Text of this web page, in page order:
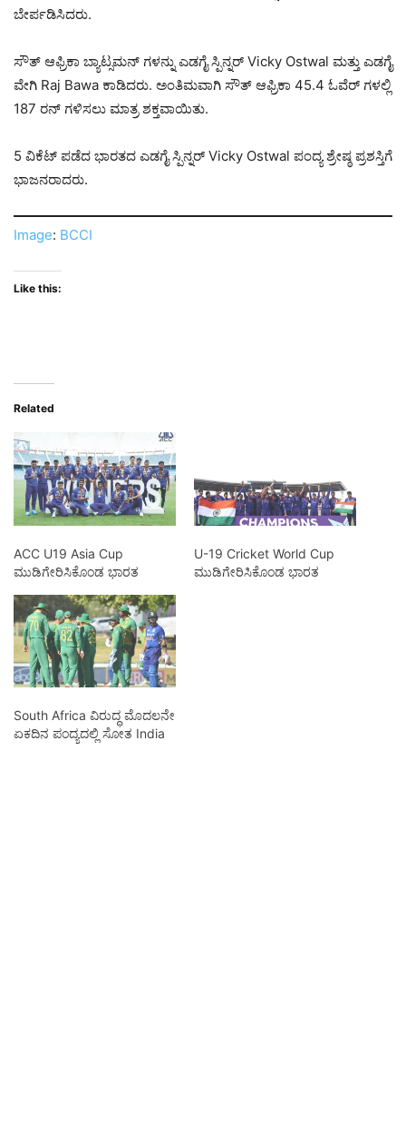
ಬೇರ್ಪಡಿಸಿದರು.
ಸೌತ್ ಆಫ್ರಿಕಾ ಬ್ಯಾಟ್ಸಮನ್ ಗಳನ್ನು ಎಡಗೈ ಸ್ಪಿನ್ನರ್ Vicky Ostwal ಮತ್ತು ಎಡಗೈ
ವೇಗಿ Raj Bawa ಕಾಡಿದರು. ಅಂತಿಮವಾಗಿ ಸೌತ್ ಆಫ್ರಿಕಾ 45.4 ಓವೆರ್ ಗಳಲ್ಲಿ
187 ರನ್ ಗಳಿಸಲು ಮಾತ್ರ ಶಕ್ತವಾಯಿತು.
5 ವಿಕೆಟ್ ಪಡೆದ ಭಾರತದ ಎಡಗೈ ಸ್ಪಿನ್ನರ್ Vicky Ostwal ಪಂದ್ಯ ಶ್ರೇಷ್ಠ ಪ್ರಶಸ್ತಿಗೆ
ಭಾಜನರಾದರು.
Image: BCCI
Like this:
Related
ACC U19 Asia Cup
ಮುಡಿಗೇರಿಸಿಕೊಂಡ ಭಾರತ
U-19 Cricket World Cup
ಮುಡಿಗೇರಿಸಿಕೊಂಡ ಭಾರತ
South Africa ವಿರುದ್ಧ ಮೊದಲನೇ
ಏಕದಿನ ಪಂದ್ಯದಲ್ಲಿ ಸೋತ India